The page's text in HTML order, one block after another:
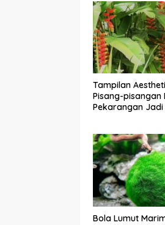
Tampilan
Pisang-pisangan
Pekarangan Jadi
Bola Lumut